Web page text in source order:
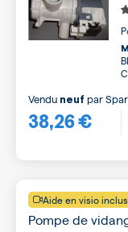
38,26 €
Vendu neuf par
Aide en visio
Pompe de